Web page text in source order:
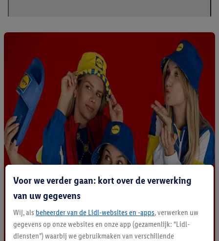
Voor we verder gaan: kort over de verwerking
van uw gegevens
Wij, als beheerder van de Lidl-websites en -apps, verwerken uw
gegevens op onze websites en onze app (gezamenlijk: “Lidl-
diensten”) waarbij we gebruikmaken van verschillende